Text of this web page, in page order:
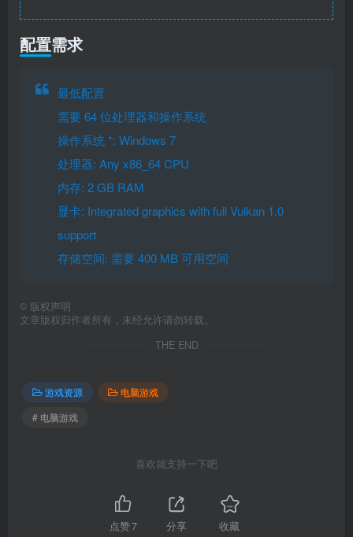
配置需求
最低配置
需要 64 位处理器和操作系统
操作系统 *: Windows 7
处理器: Any x86_64 CPU
内存: 2 GB RAM
显卡: Integrated graphics with full Vulkan 1.0
support
存储空间: 需要 400 MB 可用空间
© 版权声明
文章版权归作者所有，未经允许请勿转载。
THE END
游戏资源
电脑游戏
# 电脑游戏
喜欢就支持一下吧
点赞7 分享 收藏